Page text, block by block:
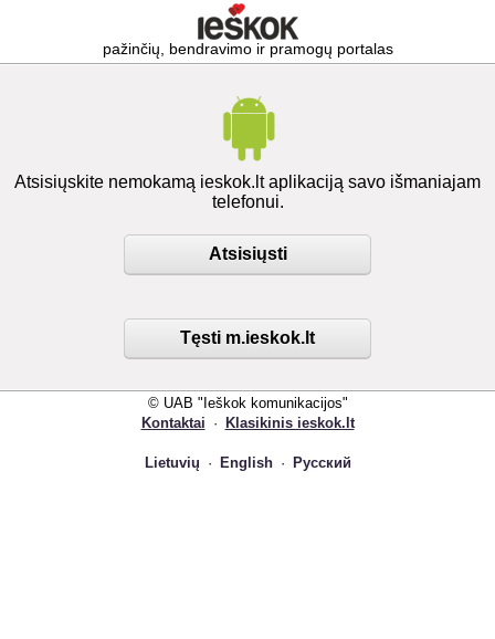
pažinčių, bendravimo ir pramogų portalas
Atsisiųskite nemokamą ieskok.lt aplikaciją savo išmaniajam
telefonui.
Atsisiųsti
Tęsti m.ieskok.lt
© UAB "Ieškok komunikacijos"
Kontaktai · Klasikinis ieskok.lt
Lietuvių · English · Русский